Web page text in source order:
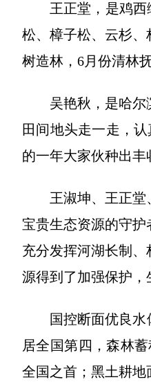
王正堂，是鸡
松、樟子松、云杉
树造林，6月份清林
吴艳秋，是哈
田间地头走一走，
的一年大家伙种出丰
王淑坤、王正
宝贵生态资源的守
充分发挥河湖长制
源得到了加强保护
国控断面优良
居全国第四，森林
全国之首；黑土耕地